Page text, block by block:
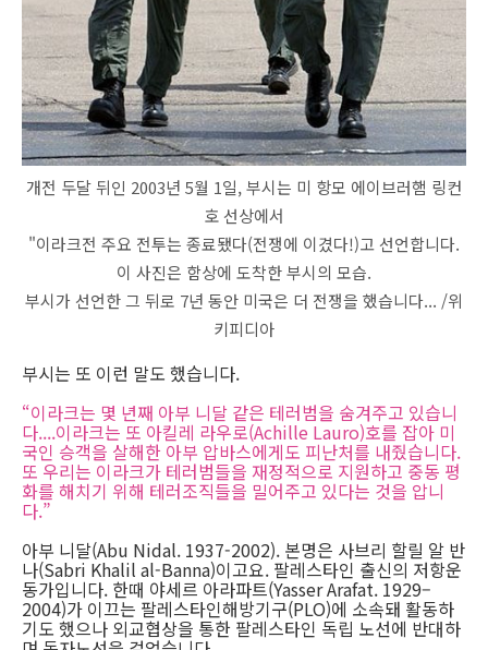
개전 두달 뒤인 2003년 5월 1일, 부시는 미 항모 에이브러햄 링컨
호 선상에서
"이라크전 주요 전투는 종료됐다(전쟁에 이겼다!)고 선언합니다.
이 사진은 함상에 도착한 부시의 모습.
부시가 선언한 그 뒤로 7년 동안 미국은 더 전쟁을 했습니다... /위
키피디아
부시는 또 이런 말도 했습니다.
“이라크는 몇 년째 아부 니달 같은 테러범을 숨겨주고 있습니
다....이라크는 또 아킬레 라우로(Achille Lauro)호를 잡아 미
국인 승객을 살해한 아부 압바스에게도 피난처를 내줬습니다.
또 우리는 이라크가 테러범들을 재정적으로 지원하고 중동 평
화를 해치기 위해 테러조직들을 밀어주고 있다는 것을 압니
다.”
아부 니달(Abu Nidal. 1937-2002). 본명은 사브리 할릴 알 반
나(Sabri Khalil al-Banna)이고요. 팔레스타인 출신의 저항운
동가입니다. 한때 야세르 아라파트(Yasser Arafat. 1929–
2004)가 이끄는 팔레스타인해방기구(PLO)에 소속돼 활동하
기도 했으나 외교협상을 통한 팔레스타인 독립 노선에 반대하